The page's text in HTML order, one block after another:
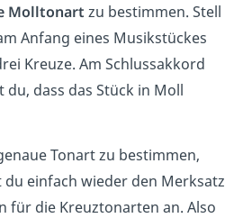
Molltonart zu bestimmen. Stell
Anfang eines Musikstückes
Kreuze. Am Schlussakkord
du, dass das Stück in Moll
Tonart zu bestimmen,
du einfach wieder den Merksatz
für die Kreuztonarten an. Also